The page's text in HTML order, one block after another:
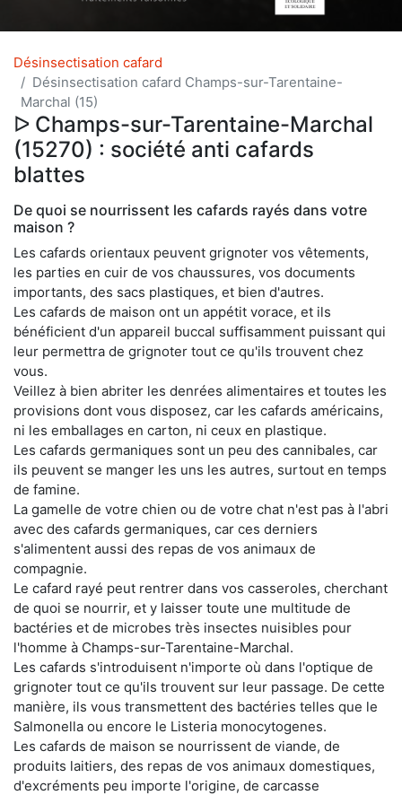
Désinsectisation cafard
Désinsectisation cafard Champs-sur-Tarentaine-
Marchal (15)
ᐅ Champs-sur-Tarentaine-Marchal
(15270) : société anti cafards
blattes
De quoi se nourrissent les cafards rayés dans votre
maison ?
Les cafards orientaux peuvent grignoter vos vêtements,
les parties en cuir de vos chaussures, vos documents
importants, des sacs plastiques, et bien d'autres.
Les cafards de maison ont un appétit vorace, et ils
bénéficient d'un appareil buccal suffisamment puissant qui
leur permettra de grignoter tout ce qu'ils trouvent chez
vous.
Veillez à bien abriter les denrées alimentaires et toutes les
provisions dont vous disposez, car les cafards américains,
ni les emballages en carton, ni ceux en plastique.
Les cafards germaniques sont un peu des cannibales, car
ils peuvent se manger les uns les autres, surtout en temps
de famine.
La gamelle de votre chien ou de votre chat n'est pas à l'abri
avec des cafards germaniques, car ces derniers
s'alimentent aussi des repas de vos animaux de
compagnie.
Le cafard rayé peut rentrer dans vos casseroles, cherchant
de quoi se nourrir, et y laisser toute une multitude de
bactéries et de microbes très insectes nuisibles pour
l'homme à Champs-sur-Tarentaine-Marchal.
Les cafards s'introduisent n'importe où dans l'optique de
grignoter tout ce qu'ils trouvent sur leur passage. De cette
manière, ils vous transmettent des bactéries telles que le
Salmonella ou encore le Listeria monocytogenes.
Les cafards de maison se nourrissent de viande, de
produits laitiers, des repas de vos animaux domestiques,
d'excréments peu importe l'origine, de carcasse